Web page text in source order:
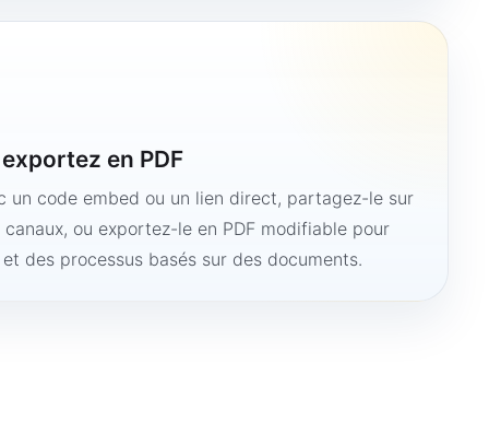
en PDF
un code embed ou un lien direct, partagez-le sur
ou exportez-le en PDF modifiable pour
des processus basés sur des documents.